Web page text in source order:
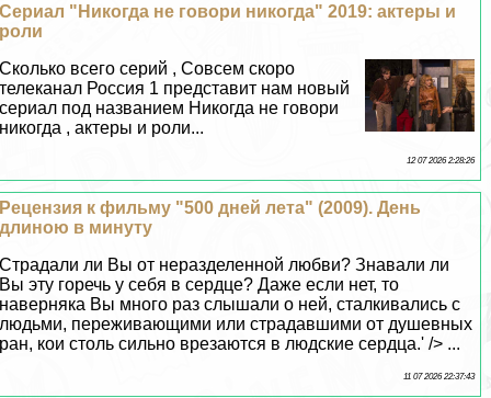
Сериал "Никогда не говори никогда" 2019: актеры и
роли
Сколько всего серий , Совсем скоро
телеканал Россия 1 представит нам новый
сериал под названием Никогда не говори
никогда , актеры и роли...
12 07 2026 2:28:26
Рецензия к фильму "500 дней лета" (2009). День
длиною в минуту
Страдали ли Вы от неразделенной любви? Знавали ли
Вы эту горечь у себя в сердце? Даже если нет, то
наверняка Вы много раз слышали о ней, сталкивались с
людьми, переживающими или страдавшими от душевных
ран, кои столь сильно врезаются в людские сердца.' /> ...
11 07 2026 22:37:43